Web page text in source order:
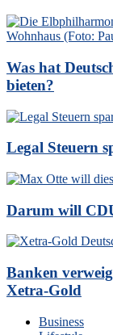
Was hat
bieten?
Legal Steuern
Darum will
Banken
Xetra-Gold
Business